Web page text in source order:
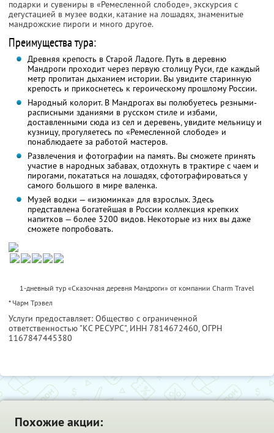
подарки и сувениры в «Ремесленной слободе», экскурсия с
дегустацией в музее водки, катание на лошадях, знаменитые
мандрожские пироги и много другое.
Преимущества тура:
Древняя крепость в Старой Ладоге. Путь в деревню
Мандроги проходит через первую столицу Руси, где каждый
метр пропитан дыханием истории. Вы увидите старинную
крепость и прикоснетесь к героическому прошлому России.
Народный колорит. В Мандрогах вы полюбуетесь резными-
расписными зданиями в русском стиле и избами,
доставленными сюда из сел и деревень, увидите мельницу и
кузницу, прогуляетесь по «Ремесленной слободе» и
понаблюдаете за работой мастеров.
Развлечения и фотографии на память. Вы сможете принять
участие в народных забавах, отдохнуть в трактире с чаем и
пирогами, покататься на лошадях, сфотографироваться у
самого большого в мире валенка.
Музей водки — «изюминка» для взрослых. Здесь
представлена богатейшая в России коллекция крепких
напитков — более 3200 видов. Некоторые из них вы даже
сможете попробовать.
1-дневный тур «Сказочная деревня Мандроги» от компании Charm Travel
* Чарм Трэвел
Услуги предоставляет: Общество с ограниченной
ответственностью "КС РЕСУРС", ИНН 7814672460, ОГРН
1167847445380
Похожие акции: